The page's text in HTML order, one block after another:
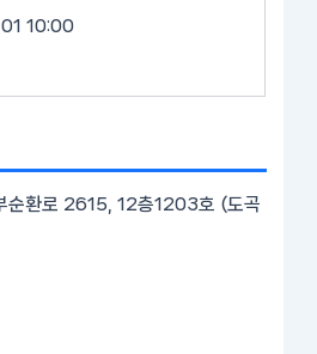
10:00
순환로 2615, 12층1203호 (도곡